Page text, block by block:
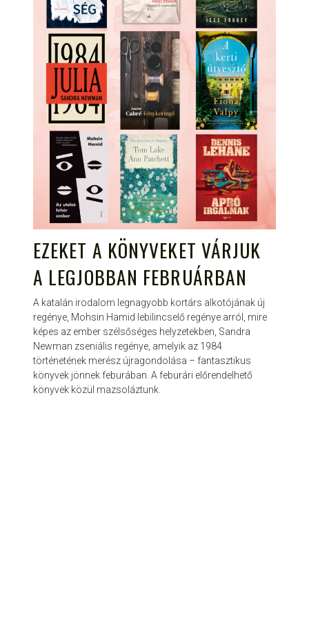
EZEKET A KÖNYVEKET VÁRJUK
A LEGJOBBAN FEBRUÁRBAN
A katalán irodalom legnagyobb kortárs alkotójának új
regénye, Mohsin Hamid lebilincselő regénye arról, mire
képes az ember szélsőséges helyzetekben, Sandra
Newman zseniális regénye, amelyik az 1984
történetének merész újragondolása – fantasztikus
könyvek jönnek feburában. A feburári előrendelhető
könyvek közül mazsoláztunk.